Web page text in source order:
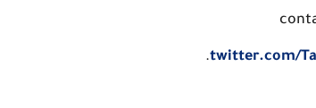
twitter.com/
.